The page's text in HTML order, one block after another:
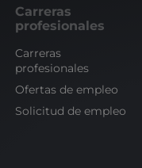
Carreras
profesionales
Carreras
profesionales
Ofertas de empleo
Solicitud de empleo